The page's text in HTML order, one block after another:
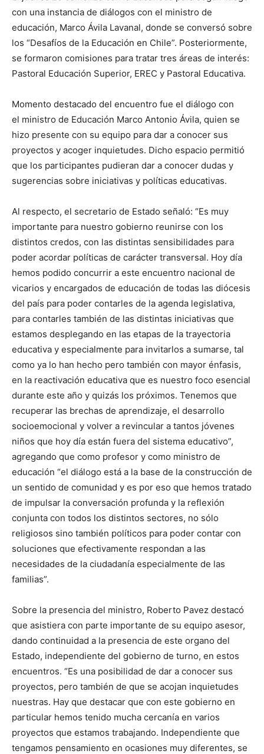
con una instancia de diálogos con el ministro de
educación, Marco Ávila Lavanal, donde se conversó sobre
los “Desafíos de la Educación en Chile”. Posteriormente,
se formaron comisiones para tratar tres áreas de interés:
Pastoral Educación Superior, EREC y Pastoral Educativa.
Momento destacado del encuentro fue el diálogo con
el ministro de Educación Marco Antonio Ávila, quien se
hizo presente con su equipo para dar a conocer sus
proyectos y acoger inquietudes. Dicho espacio permitió
que los participantes pudieran dar a conocer dudas y
sugerencias sobre iniciativas y políticas educativas.
Al respecto, el secretario de Estado señaló: “Es muy
importante para nuestro gobierno reunirse con los
distintos credos, con las distintas sensibilidades para
poder acordar políticas de carácter transversal. Hoy día
hemos podido concurrir a este encuentro nacional de
vicarios y encargados de educación de todas las diócesis
del país para poder contarles de la agenda legislativa,
para contarles también de las distintas iniciativas que
estamos desplegando en las etapas de la trayectoria
educativa y especialmente para invitarlos a sumarse, tal
como ya lo han hecho pero también con mayor énfasis,
en la reactivación educativa que es nuestro foco esencial
durante este año y quizás los próximos. Tenemos que
recuperar las brechas de aprendizaje, el desarrollo
socioemocional y volver a revincular a tantos jóvenes
niños que hoy día están fuera del sistema educativo”,
agregando que como profesor y como ministro de
educación “el diálogo está a la base de la construcción de
un sentido de comunidad y es por eso que hemos tratado
de impulsar la conversación profunda y la reflexión
conjunta con todos los distintos sectores, no sólo
religiosos sino también políticos para poder contar con
soluciones que efectivamente respondan a las
necesidades de la ciudadanía especialmente de las
familias”.
Sobre la presencia del ministro, Roberto Pavez destacó
que asistiera con parte importante de su equipo asesor,
dando continuidad a la presencia de este organo del
Estado, independiente del gobierno de turno, en estos
encuentros. “Es una posibilidad de dar a conocer sus
proyectos, pero también de que se acojan inquietudes
nuestras. Hay que destacar que con este gobierno en
particular hemos tenido mucha cercanía en varios
proyectos que estamos trabajando. Independiente que
tengamos pensamiento en ocasiones muy diferentes, se